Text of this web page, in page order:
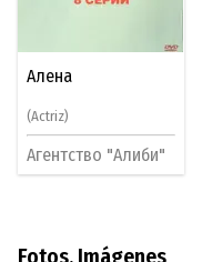
Алена
(Actriz)
Агентство "Алиби"